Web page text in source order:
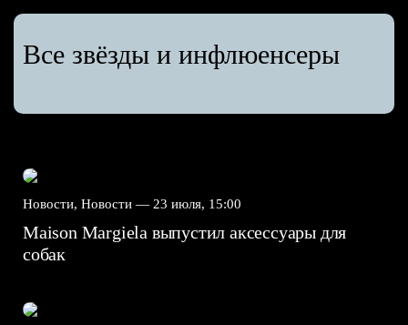
Все звёзды и инфлюенсеры
Новости, Новости — 23 июля, 15:00
Maison Margiela выпустил аксессуары для
собак